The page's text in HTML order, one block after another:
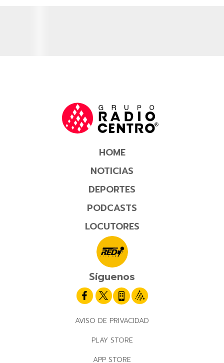
HOME
NOTICIAS
DEPORTES
PODCASTS
LOCUTORES
Síguenos
AVISO DE PRIVACIDAD
PLAY STORE
APP STORE